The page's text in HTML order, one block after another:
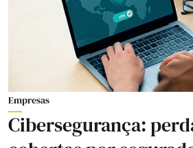
Empresas
Cibersegurança: